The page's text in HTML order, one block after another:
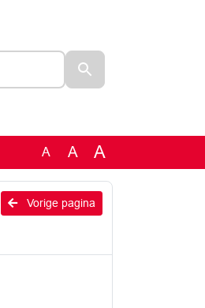
A A A
Vorige pagina